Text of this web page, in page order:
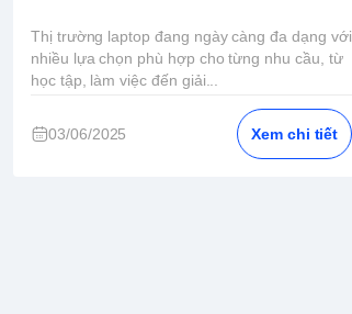
Thị trường laptop đang ngày càng đa dạng với
nhiều lựa chọn phù hợp cho từng nhu cầu, từ
học tập, làm việc đến giải...
03/06/2025 Xem chi tiết